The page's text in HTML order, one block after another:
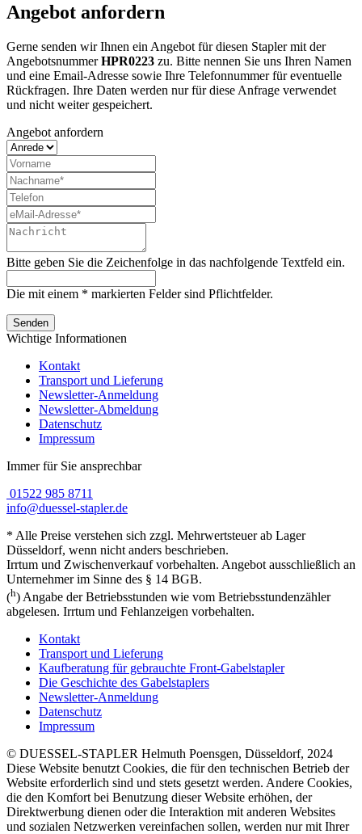
Angebot anfordern
Gerne senden wir Ihnen ein Angebot für diesen Stapler mit der
AngebotsnummerHPR0223 zu. Bitte nennen Sie uns Ihren Namen
und eine Email-Adresse sowie Ihre Telefonnummer für eventuelle
Rückfragen. Ihre Daten werden nur für diese Anfrage verwendet
und nicht weiter gespeichert.
Angebot anfordern
Bitte geben Sie die Zeichenfolge in das nachfolgende Textfeld ein.
Die mit einem * markierten Felder sind Pflichtfelder.
Senden
Wichtige Informationen
Kontakt
Transport und Lieferung
Newsletter-Anmeldung
Newsletter-Abmeldung
Datenschutz
Impressum
Immer für Sie ansprechbar
01522 985 8711
info@duessel-stapler.de
* Alle Preise verstehen sich zzgl. Mehrwertsteuer ab Lager
Düsseldorf, wenn nicht anders beschrieben.
Irrtum und Zwischenverkauf vorbehalten. Angebot ausschließlich an
Unternehmer im Sinne des § 14 BGB.
(h) Angabe der Betriebsstunden wie vom Betriebsstundenzähler
abgelesen. Irrtum und Fehlanzeigen vorbehalten.
Kontakt
Transport und Lieferung
Kaufberatung für gebrauchte Front-Gabelstapler
Die Geschichte des Gabelstaplers
Newsletter-Anmeldung
Datenschutz
Impressum
© DUESSEL-STAPLER Helmuth Poensgen, Düsseldorf, 2024
Diese Website benutzt Cookies, die für den technischen Betrieb der
Website erforderlich sind und stets gesetzt werden. Andere Cookies,
die den Komfort bei Benutzung dieser Website erhöhen, der
Direktwerbung dienen oder die Interaktion mit anderen Websites
und sozialen Netzwerken vereinfachen sollen, werden nur mit Ihrer